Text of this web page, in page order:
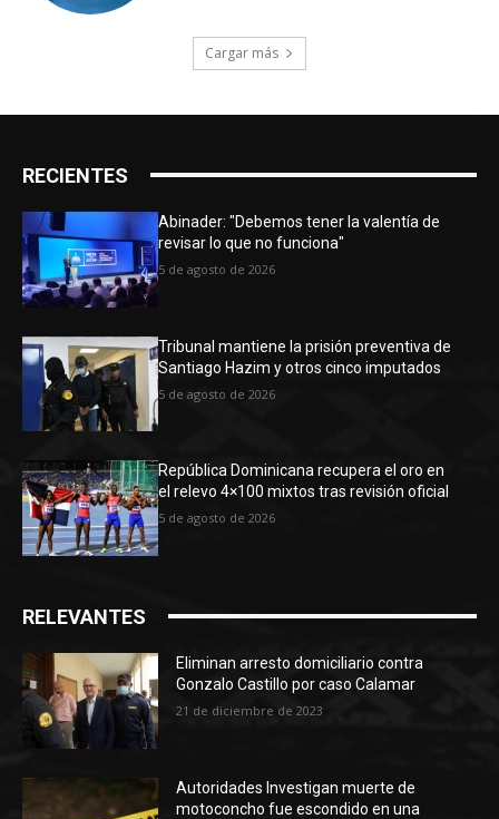
Cargar más
RECIENTES
Abinader: "Debemos tener la valentía de
revisar lo que no funciona"
5 de agosto de 2026
Tribunal mantiene la prisión preventiva de
Santiago Hazim y otros cinco imputados
5 de agosto de 2026
República Dominicana recupera el oro en
el relevo 4×100 mixtos tras revisión oficial
5 de agosto de 2026
RELEVANTES
Eliminan arresto domiciliario contra
Gonzalo Castillo por caso Calamar
21 de diciembre de 2023
Autoridades Investigan muerte de
motoconcho fue escondido en una